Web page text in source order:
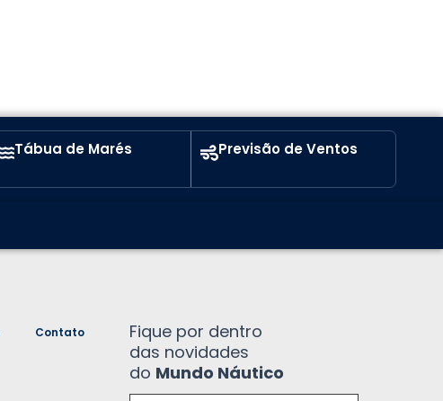
Tábua de Marés Previsão de Ventos
Contato
Fique por dentro
das novidades
do Mundo Náutico